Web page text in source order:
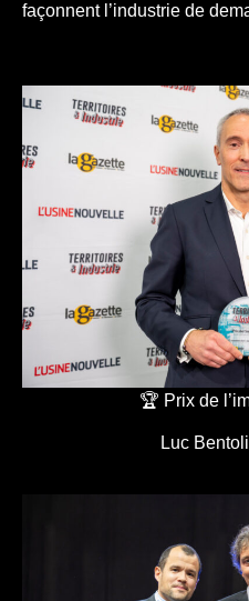
façonnent l’industrie de
🏆 Prix de
Luc